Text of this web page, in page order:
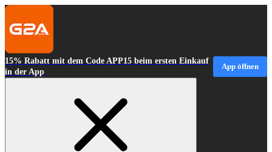
15% Rabatt mit dem Code APP15 beim ersten Einkauf
in der App
App öffnen